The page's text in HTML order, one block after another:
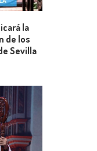
la
de los
Sevilla